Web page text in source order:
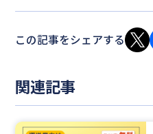
この記事をシェアする
関連記事